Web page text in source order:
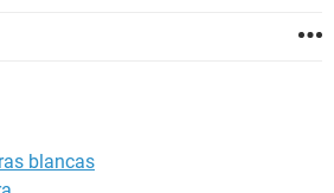
blancas